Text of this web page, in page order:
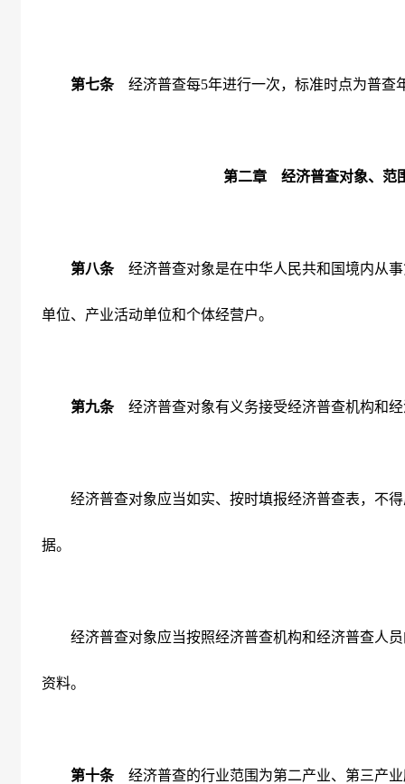
第七条经济普查每5年进行一次，标准时点为普查
第二章 经济普查对象、范
第八条经济普查对象是在中华人民共和国境内从事
单位、产业活动单位和个体经营户。
第九条经济普查对象有义务接受经济普查机构和经
经济普查对象应当如实、按时填报经济普查表，不得
据。
经济普查对象应当按照经济普查机构和经济普查人员
资料。
第十条经济普查的行业范围为第二产业、第三产业